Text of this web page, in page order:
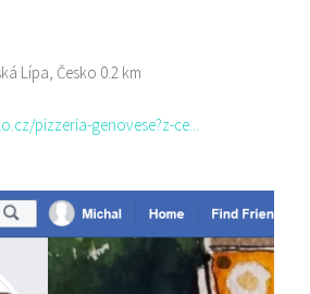
Lípa, Česko 0.2 km
pizzeria-genovese?z-ce...